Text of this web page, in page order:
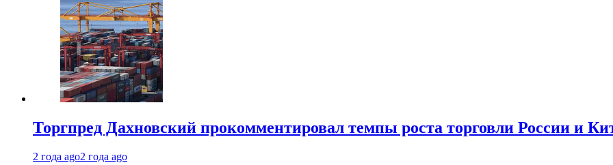
Торгпред Дахновский прокомментировал темпы роста торговли России и
2 года ago2 года ago